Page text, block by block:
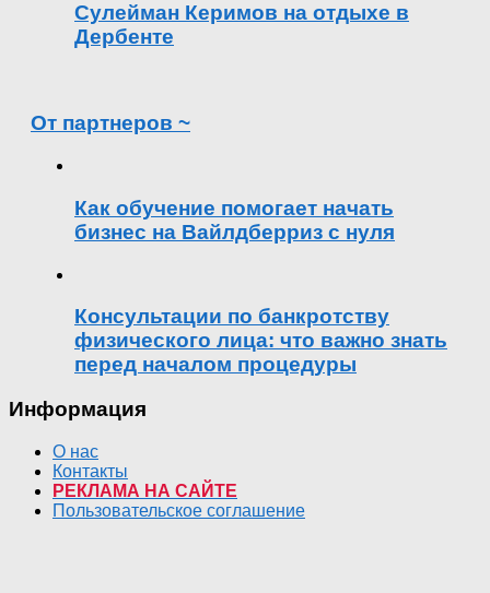
Сулейман Керимов на отдыхе в
Дербенте
От партнеров ~
Как обучение помогает начать
бизнес на Вайлдберриз с нуля
Консультации по банкротству
физического лица: что важно знать
перед началом процедуры
Информация
О нас
Контакты
РЕКЛАМА НА САЙТЕ
Пользовательское соглашение